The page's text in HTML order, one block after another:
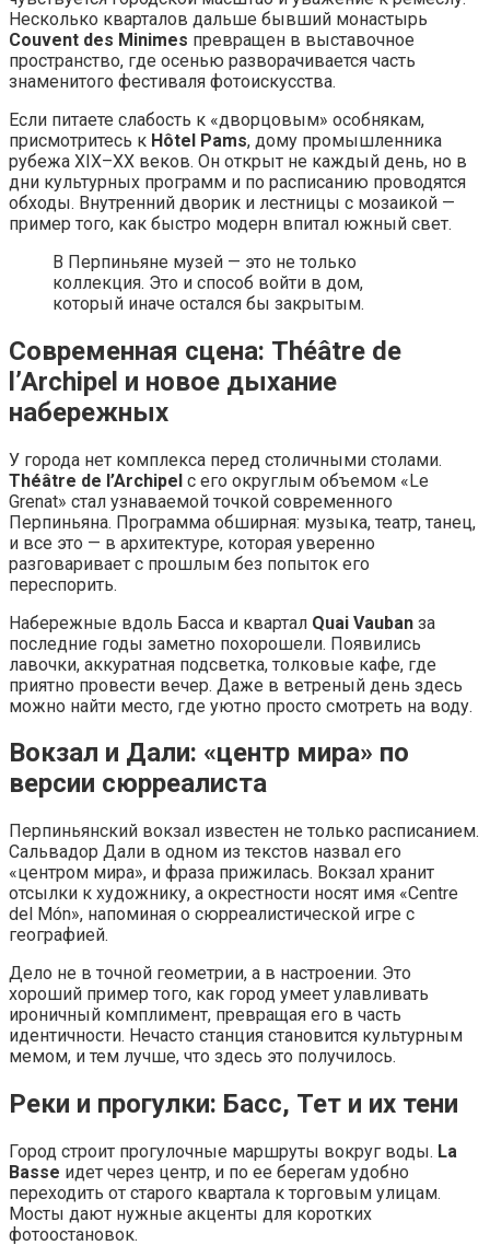
Несколько кварталов дальше бывший монастырь
Couvent des Minimes превращен в выставочное
пространство, где осенью разворачивается часть
знаменитого фестиваля фотоискусства.
Если питаете слабость к «дворцовым» особнякам,
присмотритесь к Hôtel Pams, дому промышленника
рубежа XIX–XX веков. Он открыт не каждый день, но в
дни культурных программ и по расписанию проводятся
обходы. Внутренний дворик и лестницы с мозаикой —
пример того, как быстро модерн впитал южный свет.
В Перпиньяне музей — это не только
коллекция. Это и способ войти в дом,
который иначе остался бы закрытым.
Современная сцена: Théâtre de
l’Archipel и новое дыхание
набережных
У города нет комплекса перед столичными столами.
Théâtre de l’Archipel с его округлым объемом «Le
Grenat» стал узнаваемой точкой современного
Перпиньяна. Программа обширная: музыка, театр, танец,
и все это — в архитектуре, которая уверенно
разговаривает с прошлым без попыток его
переспорить.
Набережные вдоль Басса и квартал Quai Vauban за
последние годы заметно похорошели. Появились
лавочки, аккуратная подсветка, толковые кафе, где
приятно провести вечер. Даже в ветреный день здесь
можно найти место, где уютно просто смотреть на воду.
Вокзал и Дали: «центр мира» по
версии сюрреалиста
Перпиньянский вокзал известен не только расписанием.
Сальвадор Дали в одном из текстов назвал его
«центром мира», и фраза прижилась. Вокзал хранит
отсылки к художнику, а окрестности носят имя «Centre
del Món», напоминая о сюрреалистической игре с
географией.
Дело не в точной геометрии, а в настроении. Это
хороший пример того, как город умеет улавливать
ироничный комплимент, превращая его в часть
идентичности. Нечасто станция становится культурным
мемом, и тем лучше, что здесь это получилось.
Реки и прогулки: Басс, Тет и их тени
Город строит прогулочные маршруты вокруг воды. La
Basse идет через центр, и по ее берегам удобно
переходить от старого квартала к торговым улицам.
Мосты дают нужные акценты для коротких
фотоостановок.